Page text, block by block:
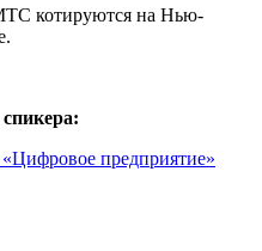
котируются на Нью-
предприятие»